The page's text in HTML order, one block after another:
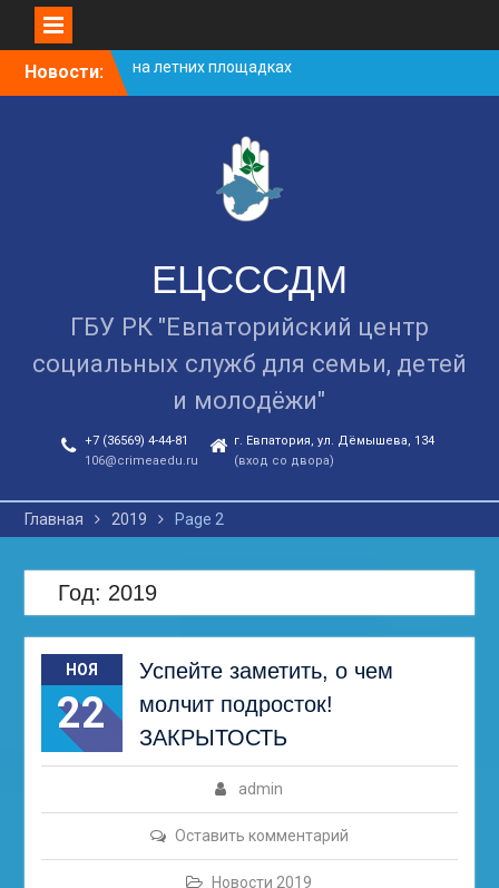
SkipНовости:
Уличная акция
«Здоровью — ДА!
Занятие в рамках школы
молодожёнов прошло в
Проведение обучающих
ЕЦСССДМ
ГБУ РК "Евпаторийский центр
социальных служб для семьи, детей
и молодёжи"
+7 (36569) 4-44-81
106@crimeaedu.ru
г. Евпатория, ул. Дёмышева, 134
(вход со двора)
Главная 2019 Page 2
Год: 2019
НОЯ
22
Успейте заметить, о чем
молчит подросток!
ЗАКРЫТОСТЬ
admin
Оставить комментарий
Новости 2019